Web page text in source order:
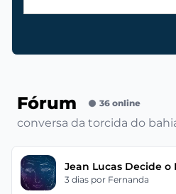
Fórum 36 online
conversa da torcida do
Jean Lucas Decide o
3 dias por Fernanda